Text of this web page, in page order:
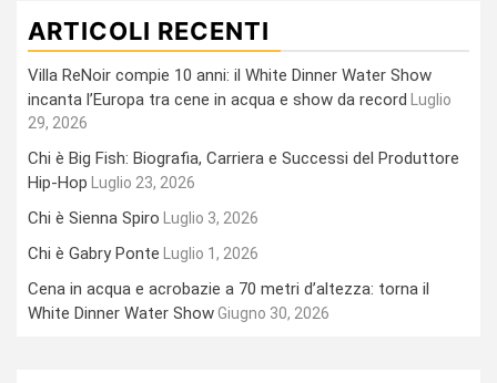
ARTICOLI RECENTI
Villa ReNoir compie 10 anni: il White Dinner Water Show
incanta l’Europa tra cene in acqua e show da record
Luglio
29, 2026
Chi è Big Fish: Biografia, Carriera e Successi del Produttore
Hip-Hop
Luglio 23, 2026
Chi è Sienna Spiro Luglio 3, 2026
Chi è Gabry Ponte Luglio 1, 2026
Cena in acqua e acrobazie a 70 metri d’altezza: torna il
White Dinner Water ShowGiugno 30, 2026